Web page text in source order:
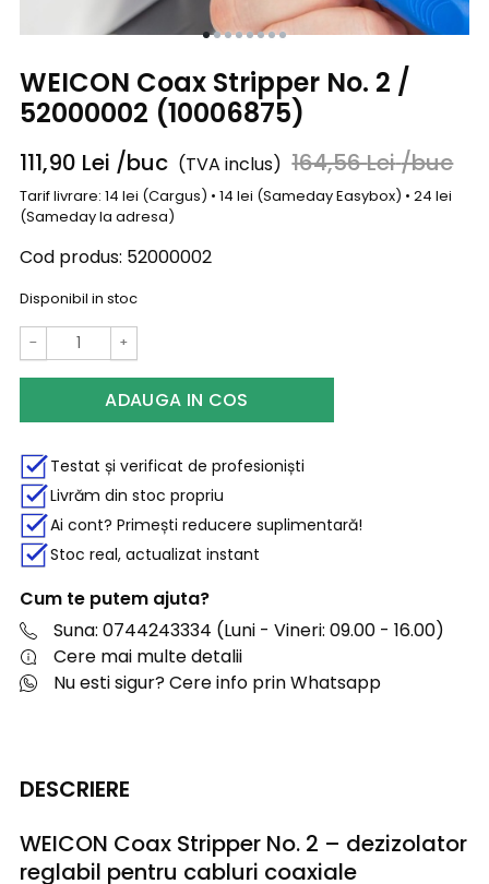
WEICON Coax Stripper No. 2 /
52000002 (10006875)
111,90 Lei /buc (TVA inclus) 164,56Lei/buc
Tarif livrare: 14 lei (Cargus) • 14 lei (Sameday Easybox) • 24 lei
(Sameday la adresa)
Cod produs: 52000002
Disponibil in stoc
− +
ADAUGA IN COS
Testat și verificat de profesioniști
Livrăm din stoc propriu
Ai cont? Primești reducere suplimentară!
Stoc real, actualizat instant
Cum te putem ajuta?
Suna: 0744243334 (Luni - Vineri: 09.00 - 16.00)
Cere mai multe detalii
Nu esti sigur? Cere info prin Whatsapp
DESCRIERE
WEICON Coax Stripper No. 2 – dezizolator
reglabil pentru cabluri coaxiale